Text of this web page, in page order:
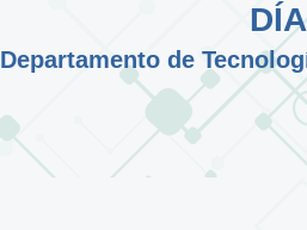
Departamento de